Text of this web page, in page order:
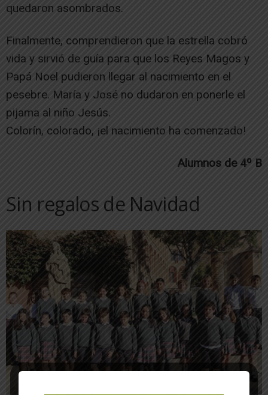
quedaron asombrados.
Finalmente, comprendieron que la estrella cobró
vida y sirvió de guía para que los Reyes Magos y
Papá Noel pudieron llegar al nacimiento en el
pesebre. María y José no dudaron en ponerle el
pijama al niño Jesús.
Colorín, colorado, ¡el nacimiento ha comenzado!
Alumnos de 4º B
Sin regalos de Navidad